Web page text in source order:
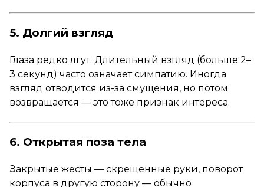
5. Долгий взгляд
Глаза редко лгут. Длительный взгляд (больше 2–
3 секунд) часто означает симпатию. Иногда
взгляд отводится из-за смущения, но потом
возвращается — это тоже признак интереса.
6. Открытая поза тела
Закрытые жесты — скрещенные руки, поворот
корпуса в другую сторону — обычно